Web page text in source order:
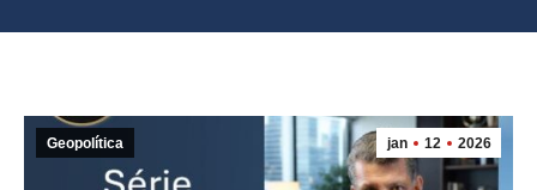
jan 12 2026
Geopolítica